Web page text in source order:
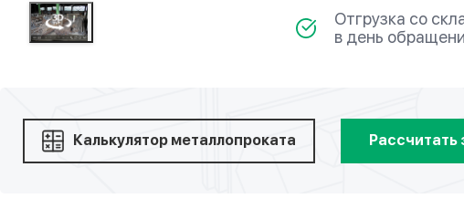
Отгрузка со
в день
Калькулятор металлопроката Рассчитать